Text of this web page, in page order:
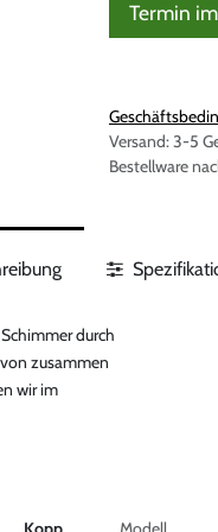
Termin
Versand: 3-5
Bestellware
durch
zusammen
wir im